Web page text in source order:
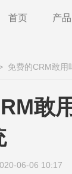
首页 产品
免费的CRM敢用
敢
06-06 10:17